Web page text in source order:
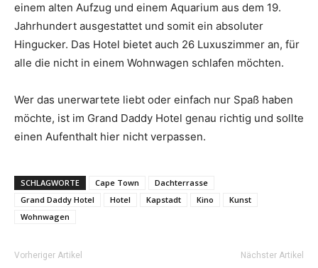
einem alten Aufzug und einem Aquarium aus dem 19.
Jahrhundert ausgestattet und somit ein absoluter
Hingucker. Das Hotel bietet auch 26 Luxuszimmer an, für
alle die nicht in einem Wohnwagen schlafen möchten.
Wer das unerwartete liebt oder einfach nur Spaß haben
möchte, ist im Grand Daddy Hotel genau richtig und sollte
einen Aufenthalt hier nicht verpassen.
SCHLAGWORTE Cape Town
Dachterrasse
Grand Daddy Hotel
Hotel Kapstadt Kino
Kunst
Wohnwagen
Vorheriger Artikel Nächster Artikel